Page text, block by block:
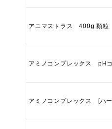
アニマストラス 400g 顆粒
アミノコンプレックス pH
アミノコンプレックス [ハー